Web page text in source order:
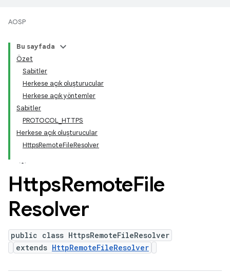
AOSP
Bu sayfada
Özet
Sabitler
Herkese açık oluşturucular
Herkese açık yöntemler
Sabitler
PROTOCOL_HTTPS
Herkese açık oluşturucular
HttpsRemoteFileResolver
HttpsRemoteFile
Resolver
public class HttpsRemoteFileResolver
extends HttpRemoteFileResolver